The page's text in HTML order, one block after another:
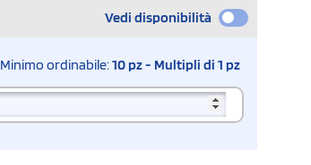
Vedi disponibilità
Minimo ordinabile:10 pz - Multipli di 1 pz